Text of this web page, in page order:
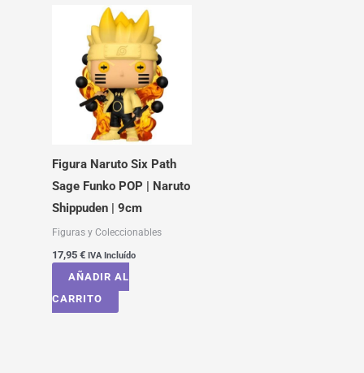
Figura Naruto Six Path
Sage Funko POP | Naruto
Shippuden | 9cm
Figuras y Coleccionables
17,95 € IVA Incluído
AÑADIR AL
CARRITO